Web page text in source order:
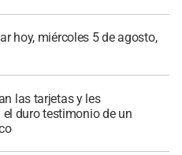
hoy, miércoles 5 de agosto,
las tarjetas y les
duro testimonio de un